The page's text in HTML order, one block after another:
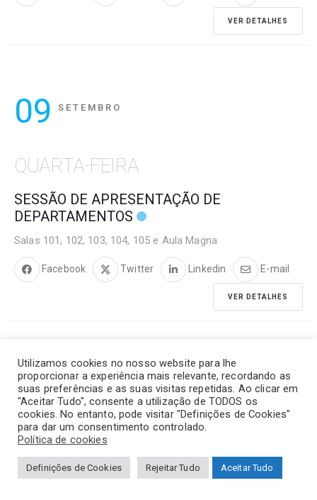
VER DETALHES
09 SETEMBRO
QUARTA-FEIRA
SESSÃO DE APRESENTAÇÃO DE
DEPARTAMENTOS
Salas 101, 102, 103, 104, 105 e Aula Magna
Facebook Twitter Linkedin E-mail
VER DETALHES
09 SETEMBRO
QUARTA-FEIRA
ARRAIAL DE RECEÇÃO AOS NOVOS
Utilizamos cookies no nosso website para lhe
proporcionar a experiência mais relevante, recordando as
suas preferências e as suas visitas repetidas. Ao clicar em
"Aceitar Tudo", consente a utilização de TODOS os
cookies. No entanto, pode visitar "Definições de Cookies"
para dar um consentimento controlado.
Política de cookies
Definições de Cookies Rejeitar Tudo Aceitar Tudo